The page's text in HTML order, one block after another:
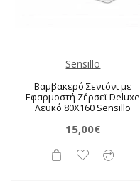
Sensillo
Βαμβακερό Σεντόνι με
Εφαρμοστή Ζέρσεϊ Deluxe
Λευκό 80X160 Sensillo
15,00€